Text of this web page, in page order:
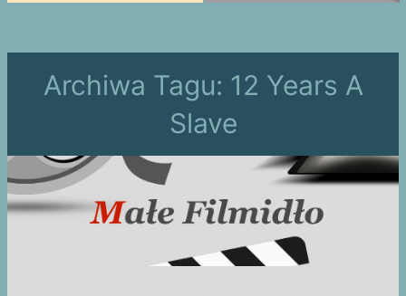
Archiwa Tagu: 12 Years A
Slave